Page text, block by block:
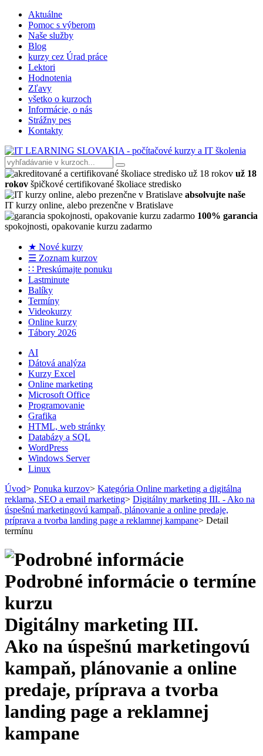
Aktuálne
Pomoc s výberom
Naše služby
Blog
kurzy cez Úrad práce
Lektori
Hodnotenia
Zľavy
všetko o kurzoch
Informácie, o nás
Strážny pes
Kontakty
už 18
rokov špičkové certifikované školiace stredisko
absolvujte naše
IT kurzy online, alebo prezenčne v Bratislave
100% garancia
spokojnosti, opakovanie kurzu zadarmo
★ Nové kurzy
☰ Zoznam kurzov
∷ Preskúmajte ponuku
Lastminute
Balíky
Termíny
Videokurzy
Online kurzy
Tábory 2026
AI
Dátová analýza
Kurzy Excel
Online marketing
Microsoft Office
Programovanie
Grafika
HTML, web stránky
Databázy a SQL
WordPress
Windows Server
Linux
Úvod> Ponuka kurzov> Kategória Online marketing a digitálna
reklama, SEO a email marketing> Digitálny marketing III. - Ako na
úspešnú marketingovú kampaň, plánovanie a online predaje,
príprava a tvorba landing page a reklamnej kampane> Detail
termínu
Podrobné informácie o termíne
kurzu
Digitálny marketing III.
Ako na úspešnú marketingovú
kampaň, plánovanie a online
predaje, príprava a tvorba
landing page a reklamnej
kampane